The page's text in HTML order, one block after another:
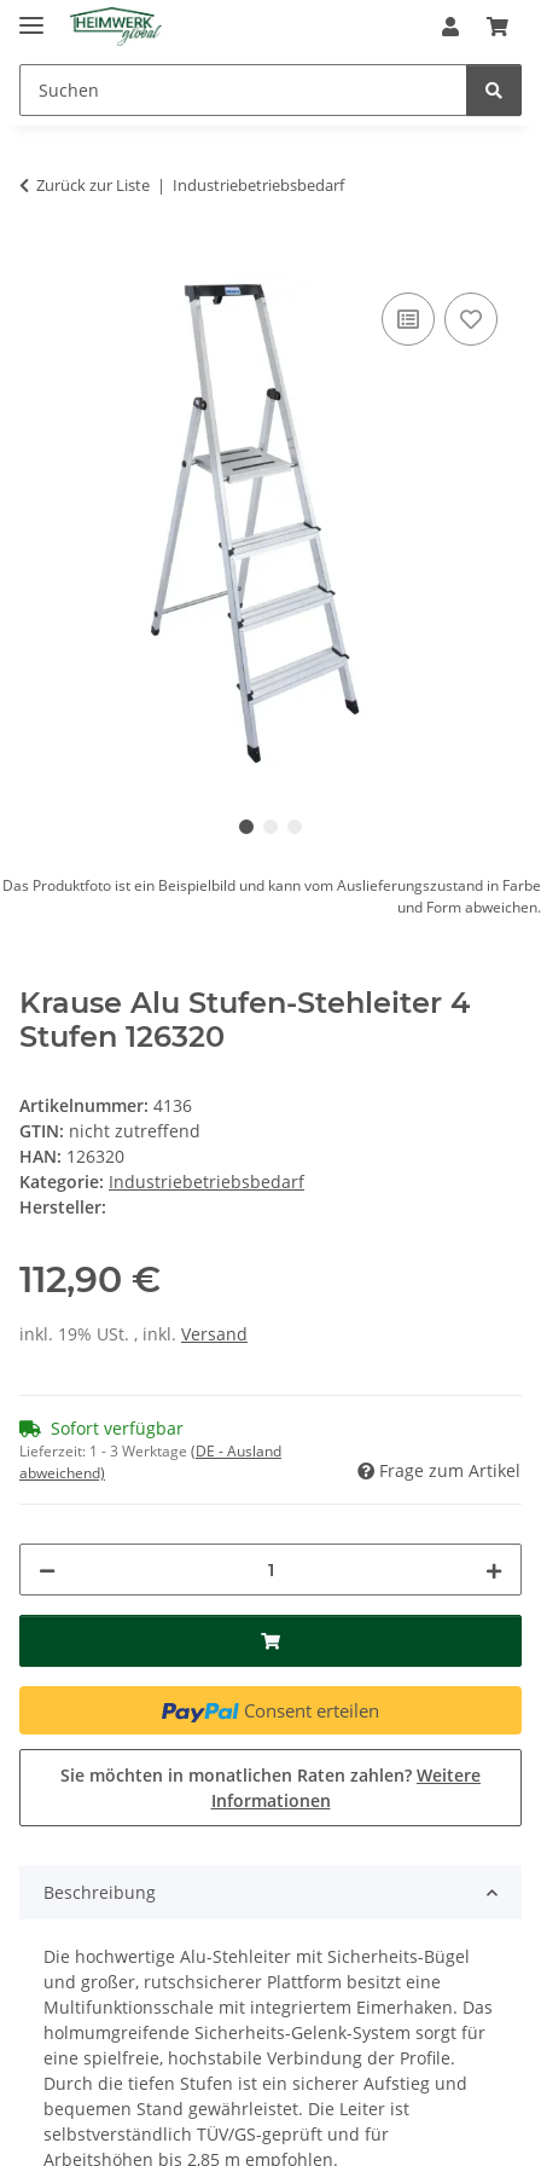
Zurück zur Liste Industriebetriebsbedarf
Das Produktfoto ist ein Beispielbild und kann vom Auslieferungszustand in Farbe
und Form abweichen.
Krause Alu Stufen-Stehleiter 4
Stufen 126320
Artikelnummer: 4136
GTIN: nicht zutreffend
HAN: 126320
Kategorie: Industriebetriebsbedarf
Hersteller:
112,90 €
inkl. 19% USt. , inkl. Versand
Sofort verfügbar
Lieferzeit: 1 - 3 Werktage (DE - Ausland
abweichend)
Frage zum Artikel
Consent erteilen
Sie möchten in monatlichen Raten zahlen? Weitere
Informationen
Beschreibung
Die hochwertige Alu-Stehleiter mit Sicherheits-Bügel
und großer, rutschsicherer Plattform besitzt eine
Multifunktionsschale mit integriertem Eimerhaken. Das
holmumgreifende Sicherheits-Gelenk-System sorgt für
eine spielfreie, hochstabile Verbindung der Profile.
Durch die tiefen Stufen ist ein sicherer Aufstieg und
bequemen Stand gewährleistet. Die Leiter ist
selbstverständlich TÜV/GS-geprüft und für
Arbeitshöhen bis 2,85 m empfohlen.